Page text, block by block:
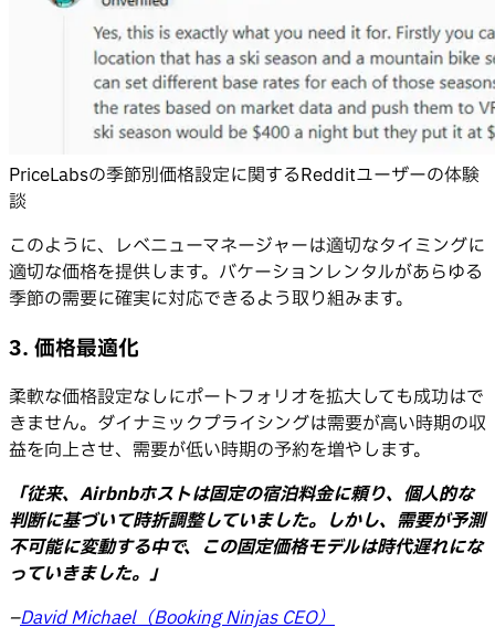
PriceLabsの季節別価格設定に関するRedditユーザーの体験
談
このように、レベニューマネージャーは適切なタイミングに
適切な価格を提供します。バケーションレンタルがあらゆる
季節の需要に確実に対応できるよう取り組みます。
3. 価格最適化
柔軟な価格設定なしにポートフォリオを拡大しても成功はで
きません。ダイナミックプライシングは需要が高い時期の収
益を向上させ、需要が低い時期の予約を増やします。
「従来、Airbnbホストは固定の宿泊料金に頼り、個人的な
判断に基づいて時折調整していました。しかし、需要が予測
不可能に変動する中で、この固定価格モデルは時代遅れにな
っていきました。」
–David Michael（Booking Ninjas CEO）